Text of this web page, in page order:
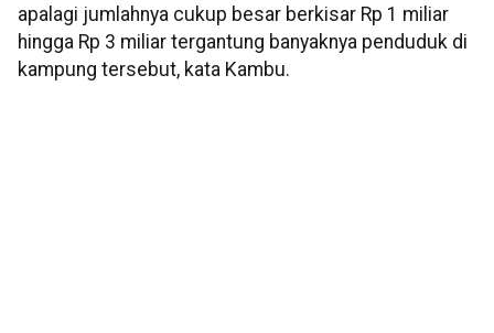
apalagi jumlahnya cukup besar berkisar Rp 1 miliar
hingga Rp 3 miliar tergantung banyaknya penduduk di
kampung tersebut, kata Kambu.